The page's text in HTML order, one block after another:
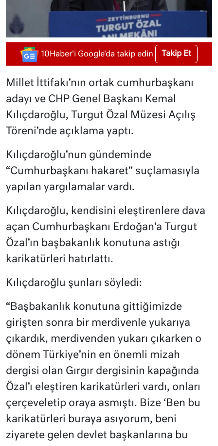
10Haber'i Google'da takip edin Takip Et
Millet İttifakı’nın ortak cumhurbaşkanı
adayı ve CHP Genel Başkanı Kemal
Kılıçdaroğlu, Turgut Özal Müzesi Açılış
Töreni’nde açıklama yaptı.
Kılıçdaroğlu’nun gündeminde
“Cumhurbaşkanı hakaret” suçlamasıyla
yapılan yargılamalar vardı.
Kılıçdaroğlu, kendisini eleştirenlere dava
açan Cumhurbaşkanı Erdoğan’a Turgut
Özal’ın başbakanlık konutuna astığı
karikatürleri hatırlattı.
Kılıçdaroğlu şunları söyledi:
“Başbakanlık konutuna gittiğimizde
girişten sonra bir merdivenle yukarıya
çıkardık, merdivenden yukarı çıkarken o
dönem Türkiye’nin en önemli mizah
dergisi olan Gırgır dergisinin kapağında
Özal’ı eleştiren karikatürleri vardı, onları
çerçeveletip oraya asmıştı. Bize ‘Ben bu
karikatürleri buraya asıyorum, beni
ziyarete gelen devlet başkanlarına bu